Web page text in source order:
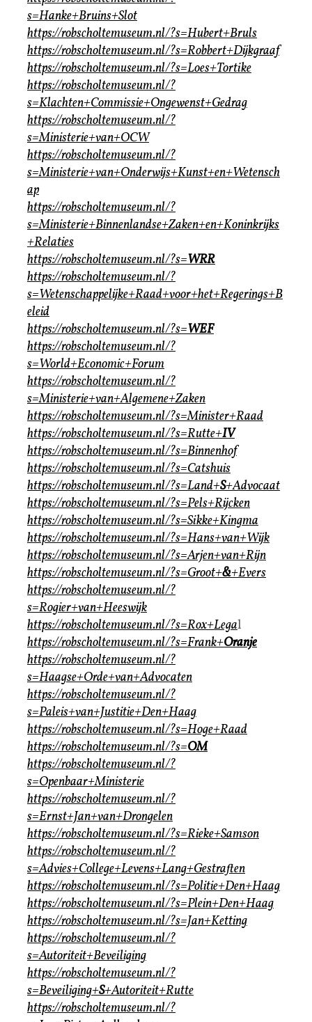
s=Hanke+Bruins+Slot
https://robscholtemuseum.nl/?s=Hubert+Bruls
https://robscholtemuseum.nl/?s=Robbert+Dijkgraaf
https://robscholtemuseum.nl/?s=Loes+Tortike
https://robscholtemuseum.nl/?
s=Klachten+Commissie+Ongewenst+Gedrag
https://robscholtemuseum.nl/?
s=Ministerie+van+OCW
https://robscholtemuseum.nl/?
s=Ministerie+van+Onderwijs+Kunst+en+Wetensch
ap
https://robscholtemuseum.nl/?
s=Ministerie+Binnenlandse+Zaken+en+Koninkrijks
+Relaties
https://robscholtemuseum.nl/?s=WRR
https://robscholtemuseum.nl/?
s=Wetenschappelijke+Raad+voor+het+Regerings+B
eleid
https://robscholtemuseum.nl/?s=WEF
https://robscholtemuseum.nl/?
s=World+Economic+Forum
https://robscholtemuseum.nl/?
s=Ministerie+van+Algemene+Zaken
https://robscholtemuseum.nl/?s=Minister+Raad
https://robscholtemuseum.nl/?s=Rutte+IV
https://robscholtemuseum.nl/?s=Binnenhof
https://robscholtemuseum.nl/?s=Catshuis
https://robscholtemuseum.nl/?s=Land+S+Advocaat
https://robscholtemuseum.nl/?s=Pels+Rijcken
https://robscholtemuseum.nl/?s=Sikke+Kingma
https://robscholtemuseum.nl/?s=Hans+van+Wijk
https://robscholtemuseum.nl/?s=Arjen+van+Rijn
https://robscholtemuseum.nl/?s=Groot+&+Evers
https://robscholtemuseum.nl/?
s=Rogier+van+Heeswijk
https://robscholtemuseum.nl/?s=Rox+Legal
https://robscholtemuseum.nl/?s=Frank+Oranje
https://robscholtemuseum.nl/?
s=Haagse+Orde+van+Advocaten
https://robscholtemuseum.nl/?
s=Paleis+van+Justitie+Den+Haag
https://robscholtemuseum.nl/?s=Hoge+Raad
https://robscholtemuseum.nl/?s=OM
https://robscholtemuseum.nl/?
s=Openbaar+Ministerie
https://robscholtemuseum.nl/?
s=Ernst+Jan+van+Drongelen
https://robscholtemuseum.nl/?s=Rieke+Samson
https://robscholtemuseum.nl/?
s=Advies+College+Levens+Lang+Gestraften
https://robscholtemuseum.nl/?s=Politie+Den+Haag
https://robscholtemuseum.nl/?s=Plein+Den+Haag
https://robscholtemuseum.nl/?s=Jan+Ketting
https://robscholtemuseum.nl/?
s=Autoriteit+Beveiliging
https://robscholtemuseum.nl/?
s=Beveiliging+S+Autoriteit+Rutte
https://robscholtemuseum.nl/?